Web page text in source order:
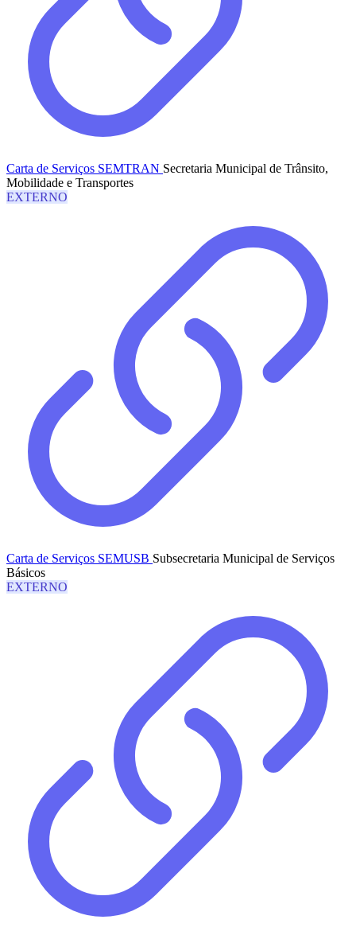
Carta de Serviços SEMTRAN Secretaria Municipal de Trânsito,
Mobilidade e Transportes
EXTERNO
Carta de Serviços SEMUSB Subsecretaria Municipal de Serviços
Básicos
EXTERNO